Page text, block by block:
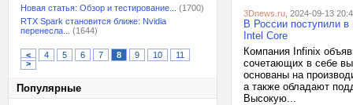
Новая статья: Обзор и тестирование...
(1700)
RTX Spark становится ближе: Nvidia
перенесла...
(1644)
< 4 5 6 7 8 9 10
11
>
Популярные
3Dnews.ru , 2024-09-13
В России поступили
Intel Core
Компания Infinix
сочетающих в себе
основаны на
а также обладают
Высокую...